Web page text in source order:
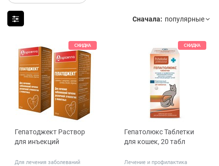
Сначала:
СКИДКА
Гепатоджект Раствор
для инъекций
Для лечения заболеваний
СКИДКА
Гепатолюкс Таблетки
для кошек, 20 табл
Лечение и профилактика